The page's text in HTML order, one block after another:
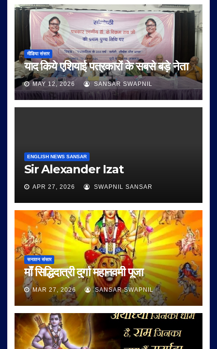
मीडिया संसार
याद किये एशियाई पत्रकारों के सबसे बड़े नेता
MAY 12, 2026 SANSAR SWAPNIL
ENGLISH NEWS SANSAR
Sir Alexander Izat
APR 27, 2026 SWAPNIL SANSAR
सनातन संसार
माँ सिद्धिदात्री दुर्गा महानवमी पूजा
MAR 27, 2026 SANSAR SWAPNIL